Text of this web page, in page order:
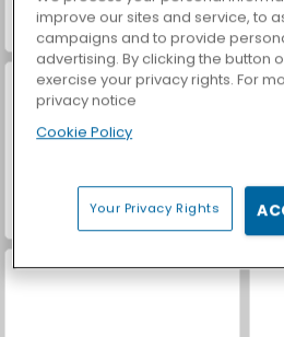
Hidden Object: Street of Secrets
Let's Fish!
improve our sites and service, to
campaigns and to provide
advertising. By clicking the button
exercise your privacy rights. For
privacy notice
Cookie Policy
Your Privacy Rights